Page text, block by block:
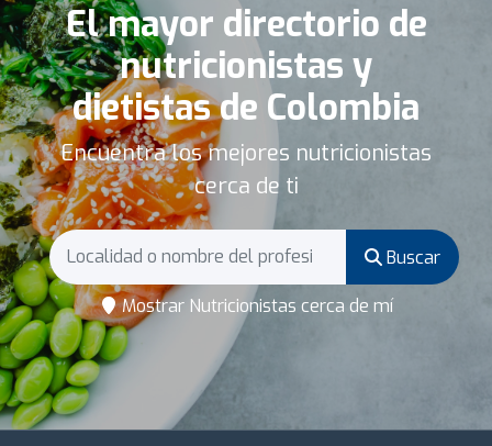
El mayor directorio de
nutricionistas y
dietistas de Colombia
Encuentra los mejores nutricionistas
cerca de ti
Buscar
Mostrar Nutricionistas cerca de mí